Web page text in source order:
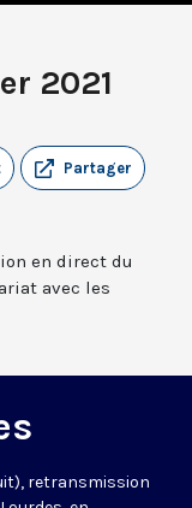
2021
Partager
en direct du
avec les
retransmission